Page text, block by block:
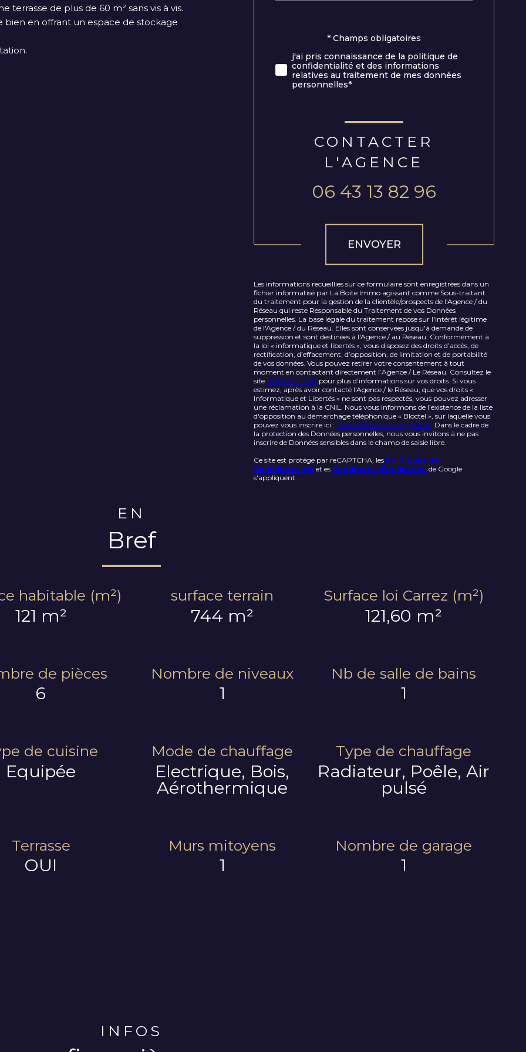
terrasse de plus de 60 m² sans vis à vis.
en offrant un espace de stockage
Validation* Champs obligatoires
j'ai pris connaissance de la politique de
confidentialité et des informations
relatives au traitement de mes données
personnelles*
CONTACTER
L'AGENCE
06 43 13 82 96
ENVOYER
Les informations recueillies sur ce formulaire sont enregistrées dans un
fichier informatisé par La Boite Immo agissant comme Sous-traitant
du traitement pour la gestion de la clientèle/prospects de l'Agence / du
Réseau qui reste Responsable du Traitement de vos Données
personnelles. La base légale du traitement repose sur l'intérêt légitime
de l'Agence / du Réseau. Elles sont conservées jusqu'à demande de
suppression et sont destinées à l'Agence / au Réseau. Conformément à
la loi « informatique et libertés », vous disposez des droits d’accès, de
rectification, d’effacement, d’opposition, de limitation et de portabilité
de vos données. Vous pouvez retirer votre consentement à tout
moment en contactant directement l’Agence / Le Réseau. Consultez le
site https://cnil.fr/fr pour plus d’informations sur vos droits. Si vous
estimez, après avoir contacté l'Agence / le Réseau, que vos droits «
Informatique et Libertés » ne sont pas respectés, vous pouvez adresser
une réclamation à la CNIL. Nous vous informons de l’existence de la liste
d'opposition au démarchage téléphonique « Bloctel », sur laquelle vous
pouvez vous inscrire ici : https://www.bloctel.gouv.fr. Dans le cadre de
la protection des Données personnelles, nous vous invitons à ne pas
inscrire de Données sensibles dans le champ de saisie libre.
Ce site est protégé par reCAPTCHA, les Politiques de
Confidentialité et es Conditions d'utilisation de Google
s'appliquent.
EN
Bref
habitable (m²)
121 m²
surface terrain
744 m²
Surface loi Carrez (m²)
121,60 m²
de pièces
6
Nombre de niveaux
1
Nb de salle de bains
1
de cuisine
Equipée
Mode de chauffage
Electrique, Bois,
Aérothermique
Type de chauffage
Radiateur, Poêle, Air
pulsé
Terrasse
OUI
Murs mitoyens
1
Nombre de garage
1
INFOS